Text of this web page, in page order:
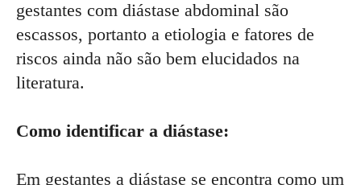
gestantes com diástase abdominal são
escassos, portanto a etiologia e fatores de
riscos ainda não são bem elucidados na
literatura.
Como identificar a diástase:
Em gestantes a diástase se encontra como um